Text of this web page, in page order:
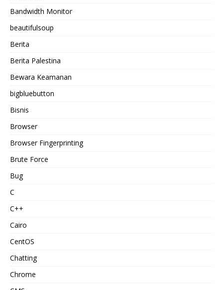
Bandwidth Monitor
beautifulsoup
Berita
Berita Palestina
Bewara Keamanan
bigbluebutton
Bisnis
Browser
Browser Fingerprinting
Brute Force
Bug
C
C++
Cairo
CentOS
Chatting
Chrome